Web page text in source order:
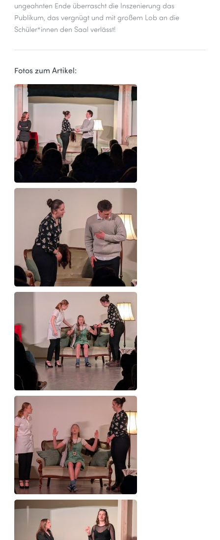
ungeahnten Ende überrascht die Inszenierung das
Publikum, das vergnügt und mit großem Lob an die
Schüler*innen den Saal verlässt!
Fotos zum Artikel: